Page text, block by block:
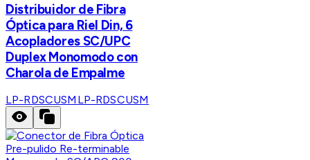
Distribuidor de Fibra
Óptica para Riel Din, 6
Acopladores SC/UPC
Duplex Monomodo con
Charola de Empalme
LP-RDSCUSM LP-RDSCUSM